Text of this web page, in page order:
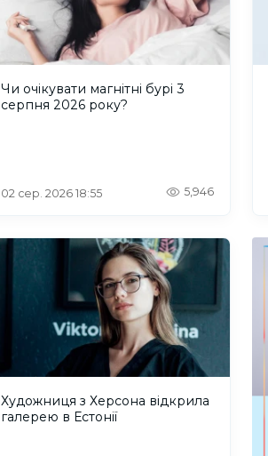
Чи очікувати магнітні бурі 3
серпня 2026 року?
02 сер. 2026 18:55 5,946
Художниця з Херсона відкрила
галерею в Естонії